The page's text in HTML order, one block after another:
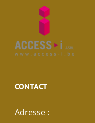
CONTACT
Adresse :